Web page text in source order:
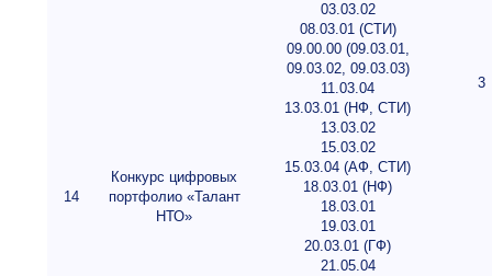
14
Конкурс цифровых
портфолио «Талант
НТО»
03.03.02
08.03.01 (СТИ)
09.00.00 (09.03.01,
09.03.02, 09.03.03)
11.03.04
13.03.01 (НФ, СТИ)
13.03.02
15.03.02
15.03.04 (АФ, СТИ)
18.03.01 (НФ)
18.03.01
19.03.01
20.03.01 (ГФ)
21.05.04
3